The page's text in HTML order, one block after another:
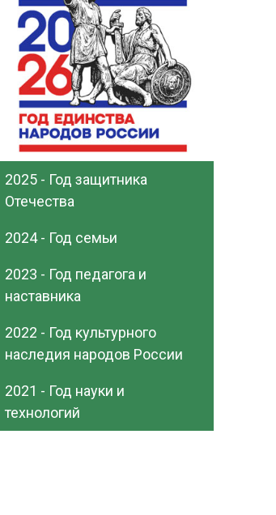
2025 - Год защитника
Отечества
2024 - Год семьи
2023 - Год педагога и
наставника
2022 - Год культурного
наследия народов России
2021 - Год науки и
технологий